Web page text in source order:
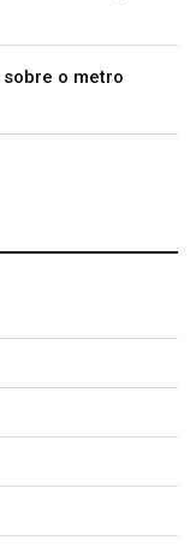
o metro